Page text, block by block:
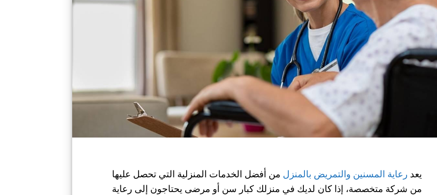
يعد رعاية المسنين والتمريض بالمنزل من أفضل الخدمات المنزلية التي تحصل عليها
من شركة متخصصة، إذا كان لديك في منزلك كبار سن أو مرضى يحتاجون إلى رعاية